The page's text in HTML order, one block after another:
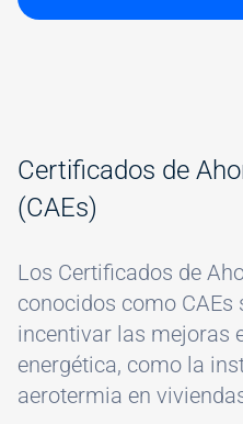
Certificados de
(CAEs)
Los Certificados de
conocidos como
incentivar las mejoras
energética, como la
aerotermia en